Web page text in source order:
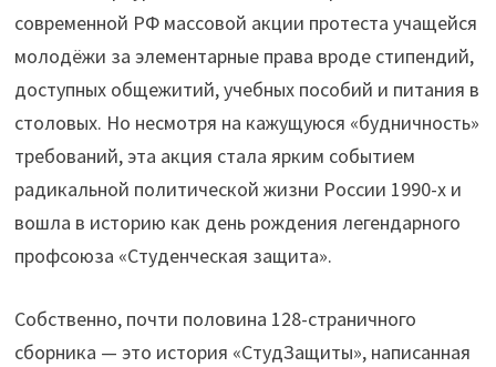
современной РФ массовой акции протеста учащейся
молодёжи за элементарные права вроде стипендий,
доступных общежитий, учебных пособий и питания в
столовых. Но несмотря на кажущуюся «будничность»
требований, эта акция стала ярким событием
радикальной политической жизни России 1990-х и
вошла в историю как день рождения легендарного
профсоюза «Студенческая защита».
Собственно, почти половина 128-страничного
сборника — это история «СтудЗащиты», написанная